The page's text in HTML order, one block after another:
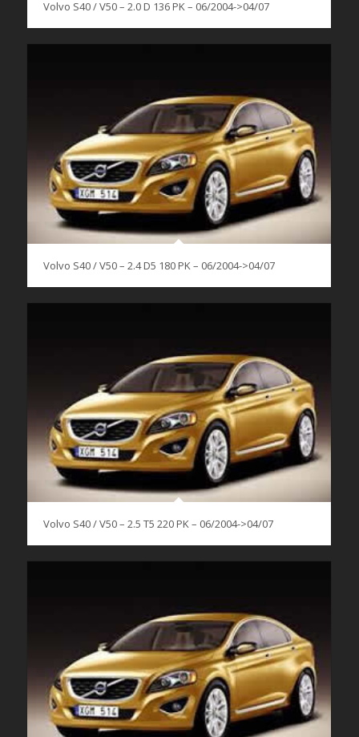
Volvo S40 / V50 – 2.0 D 136 PK – 06/2004->04/07
Volvo S40 / V50 – 2.4 D5 180 PK – 06/2004->04/07
Volvo S40 / V50 – 2.5 T5 220 PK – 06/2004->04/07